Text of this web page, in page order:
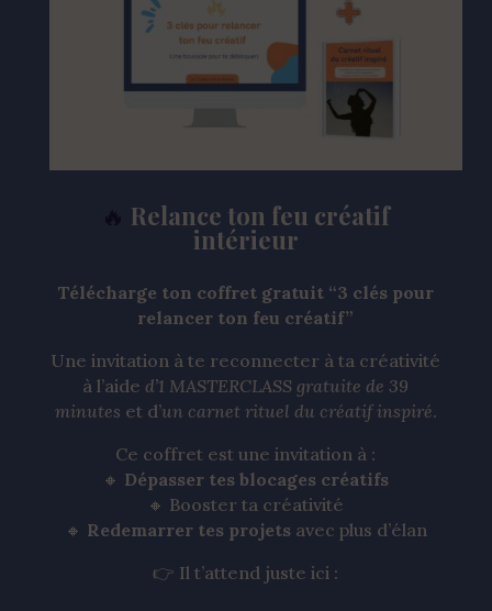
Relance ton feu créatif
intérieur
Télécharge ton coffret gratuit “3 clés pour
relancer ton feu créatif”
Une invitation à te reconnecter à ta créativité
à l’aide d’1 MASTERCLASS gratuite de 39
minutes et d’un carnet rituel du créatif inspiré.
Ce coffret est une invitation à :
🔸 Dépasser tes blocages créatifs
🔸 Booster ta créativité
🔸 Redemarrer tes projets avec plus d’élan
👉 Il t’attend juste ici :